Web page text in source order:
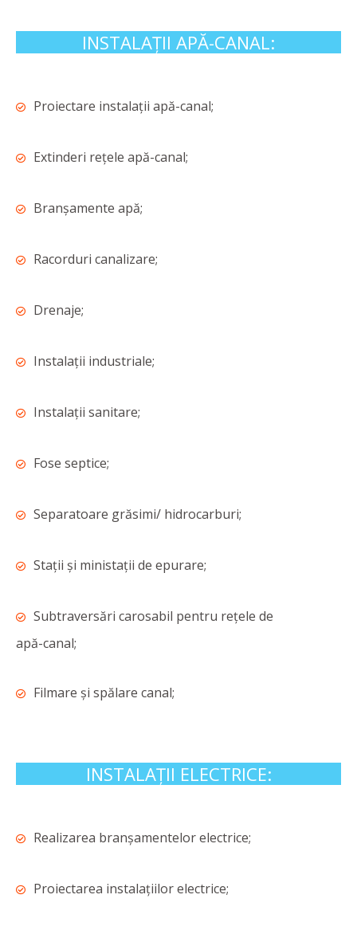
INSTALAȚII APĂ-CANAL:
Proiectare instalații apă-canal;
Extinderi rețele apă-canal;
Branșamente apă;
Racorduri canalizare;
Drenaje;
Instalații industriale;
Instalații sanitare;
Fose septice;
Separatoare grăsimi/ hidrocarburi;
Stații și ministații de epurare;
Subtraversări carosabil pentru rețele de
apă-canal;
Filmare și spălare canal;
INSTALAȚII ELECTRICE:
Realizarea branșamentelor electrice;
Proiectarea instalațiilor electrice;